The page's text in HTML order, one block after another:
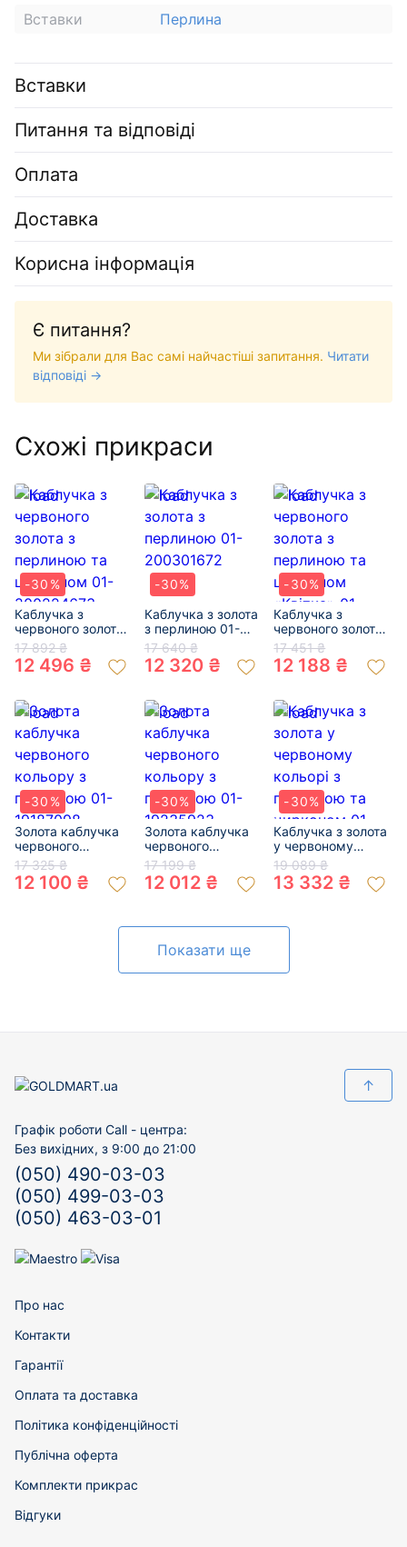
Вставки
Перлина
Вставки
Питання та відповіді
Оплата
Доставка
Корисна інформація
Є питання?
Ми зібрали для Вас самі найчастіші запитання. Читати
відповіді →
Схожі прикраси
-30%
Каблучка з
червоного золота
з перлиною та
цирконом 01-
200224673
17 892 ₴
12 496 ₴
-30%
Каблучка з золота
з перлиною 01-
200301672
17 640 ₴
12 320 ₴
-30%
Каблучка з
червоного золота
з перлиною та
цирконом
«Квітка» 01-
17 451 ₴
12 188 ₴
-30%
Золота каблучка
червоного
кольору з
перлиною 01-
19187098
17 325 ₴
12 100 ₴
-30%
Золота каблучка
червоного
кольору з
перлиною 01-
19235923
17 199 ₴
12 012 ₴
-30%
Каблучка з золота
у червоному
кольорі з
перлиною та
цирконом 01-
19 089 ₴
13 332 ₴
Показати ще
↑
Графік роботи Call - центра:
Без вихідних, з 9:00 до 21:00
(050) 490-03-03
(050) 499-03-03
(050) 463-03-01
Про нас
Контакти
Гарантії
Оплата та доставка
Політика конфіденційності
Публічна оферта
Комплекти прикрас
Відгуки